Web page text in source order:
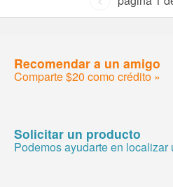
Recomendar a un amigo
Comparte $20 como crédito »
Solicitar un producto
Podemos ayudarte en localizar